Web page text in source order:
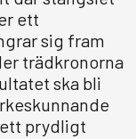
ett
sig fram
trädkronorna
ska bli
prydligt